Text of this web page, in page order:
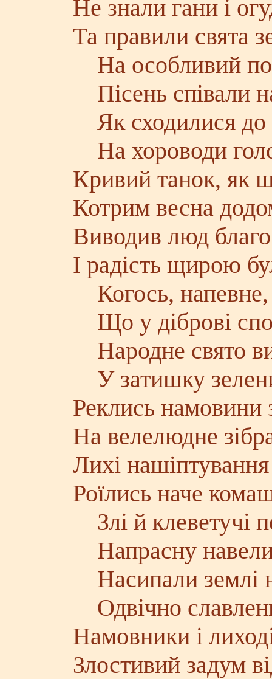
Не знали гани і
Та правили свята
На особливий
Пісень співали
Як сходилися до
На хороводи
Кривий танок, як
Котрим весна
Виводив люд
І радість щирою
Когось,
Що у діброві
Народне свято
У затишку
Реклись намовини
На велелюдне
Лихі нашіптування
Роїлись наче
Злі й клеветучі
Напрасну
Насипали землі
Одвічно
Намовники і
Злостивий задум